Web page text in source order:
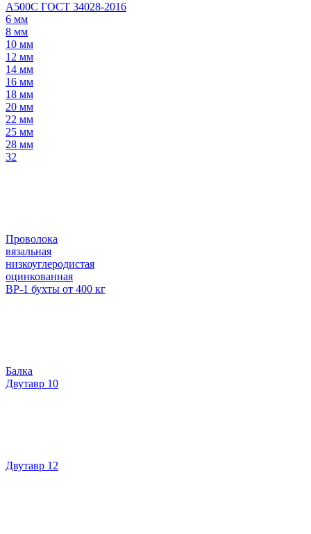
А500С ГОСТ 34028-2016
6 мм
8 мм
10 мм
12 мм
14 мм
16 мм
18 мм
20 мм
22 мм
25 мм
28 мм
32
Проволока
вязальная
низкоуглеродистая
оцинкованная
ВР-1 бухты от 400 кг
Балка
Двутавр 10
Двутавр 12